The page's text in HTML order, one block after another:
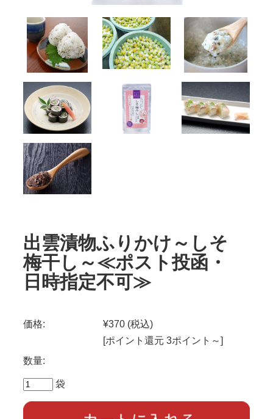
出雲漬物ふりかけ～しそ
梅干し～≪ポスト投函・
日時指定不可≫
価格: ¥370 (税込)
[ポイント還元 3ポイント～]
数量:
袋